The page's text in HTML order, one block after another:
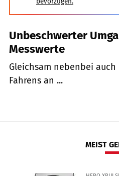
Unbeschwerter
Messwerte
Gleichsam nebenbei
Fahrens an ...
MEIST